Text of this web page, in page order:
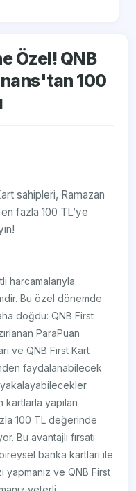
Özel! QNB
100
sahipleri, Ramazan
fazla 100 TL’ye
harcamalarıyla
Bu özel dönemde
doğdu: QNB First
ParaPuan
ve QNB First Kart
faydalanabilecek
kartlarla yapılan
100 TL değerinde
Bu avantajlı fırsatı
banka kartları ile
yapmanız ve QNB First